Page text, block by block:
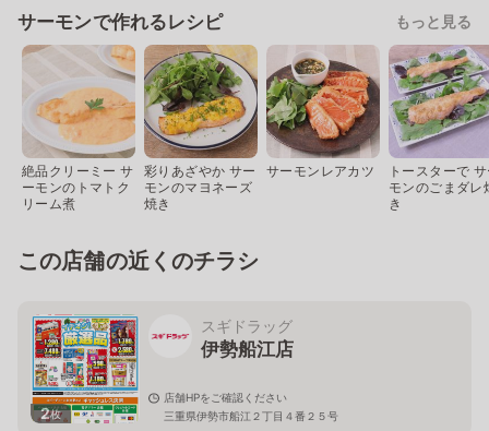
サーモンで作れるレシピ もっと見る
絶品クリーミー サ
ーモンのトマトク
リーム煮
彩りあざやか サー
モンのマヨネーズ
焼き
サーモンレアカツ
トースターで
モンのごまダレ
き
この店舗の近くのチラシ
2枚
スギドラッグ
伊勢船江店
店舗HPをご確認ください
三重県伊勢市船江２丁目４番２５号